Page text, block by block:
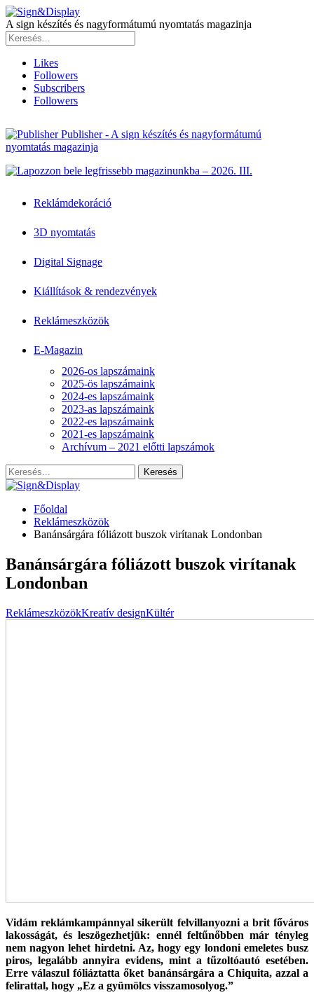
A sign készítés és nagyformátumú nyomtatás magazinja
Likes
Followers
Subscribers
Followers
Publisher - A sign készítés és nagyformátumú
nyomtatás magazinja
Reklámdekoráció
3D nyomtatás
Digital Signage
Kiállítások & rendezvények
Reklámeszközök
E-Magazin
2026-os lapszámaink
2025-ös lapszámaink
2024-es lapszámaink
2023-as lapszámaink
2022-es lapszámaink
2021-es lapszámaink
Archívum – 2021 előtti lapszámok
Főoldal
Reklámeszközök
Banánsárgára fóliázott buszok virítanak Londonban
Banánsárgára fóliázott buszok virítanak
Londonban
ReklámeszközökKreatív designKültér
Vidám reklámkampánnyal sikerült felvillanyozni a brit főváros
lakosságát, és leszögezhetjük: ennél feltűnőbben már tényleg
nem nagyon lehet hirdetni. Az, hogy egy londoni emeletes busz
piros, legalább annyira evidens, mint a tűzoltóautó esetében.
Erre válaszul fóliáztatta őket banánsárgára a Chiquita, azzal a
felirattal, hogy „Ez a gyümölcs visszamosolyog.”